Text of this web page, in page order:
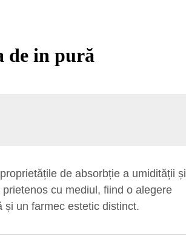
de in pură
de absorbție a umidității și
cu mediul, fiind o alegere
și un farmec estetic distinct.